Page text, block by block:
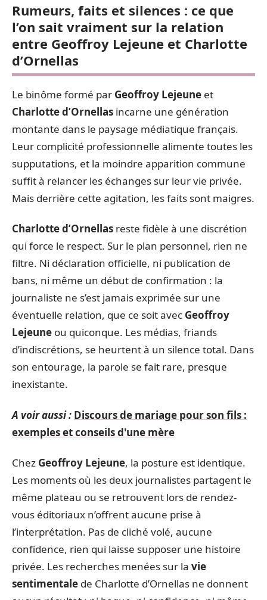
Rumeurs, faits et silences : ce que
l’on sait vraiment sur la relation
entre Geoffroy Lejeune et Charlotte
d’Ornellas
Le binôme formé par Geoffroy Lejeune et
Charlotte d’Ornellas incarne une génération
montante dans le paysage médiatique français.
Leur complicité professionnelle alimente toutes les
supputations, et la moindre apparition commune
suffit à relancer les échanges sur leur vie privée.
Mais derrière cette agitation, les faits sont maigres.
Charlotte d’Ornellas reste fidèle à une discrétion
qui force le respect. Sur le plan personnel, rien ne
filtre. Ni déclaration officielle, ni publication de
bans, ni même un début de confirmation : la
journaliste ne s’est jamais exprimée sur une
éventuelle relation, que ce soit avec Geoffroy
Lejeune ou quiconque. Les médias, friands
d’indiscrétions, se heurtent à un silence total. Dans
son entourage, la parole se fait rare, presque
inexistante.
A voir aussi : Discours de mariage pour son fils :
exemples et conseils d'une mère
Chez Geoffroy Lejeune, la posture est identique.
Les moments où les deux journalistes partagent le
même plateau ou se retrouvent lors de rendez-
vous éditoriaux n’offrent aucune prise à
l’interprétation. Pas de cliché volé, aucune
confidence, rien qui laisse supposer une histoire
privée. Les recherches menées sur la vie
sentimentale de Charlotte d’Ornellas ne donnent